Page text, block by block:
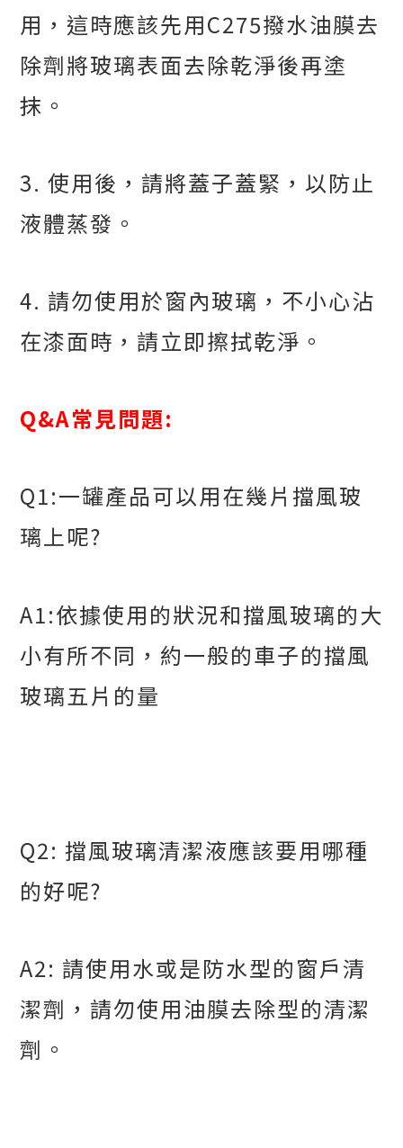
用，這時應該先用C275撥水油膜去
除劑將玻璃表面去除乾淨後再塗
抹。
3. 使用後，請將蓋子蓋緊，以防止
液體蒸發。
4. 請勿使用於窗內玻璃，不小心沾
在漆面時，請立即擦拭乾淨。
Q&A常見問題:
Q1:一罐產品可以用在幾片擋風玻
璃上呢?
A1:依據使用的狀況和擋風玻璃的大
小有所不同，約一般的車子的擋風
玻璃五片的量
Q2: 擋風玻璃清潔液應該要用哪種
的好呢?
A2: 請使用水或是防水型的窗戶清
潔劑，請勿使用油膜去除型的清潔
劑。